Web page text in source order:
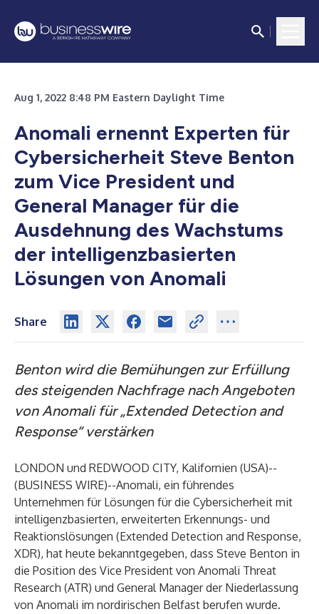
Aug 1, 2022 8:48 PM Eastern Daylight Time
Anomali ernennt Experten für
Cybersicherheit Steve Benton
zum Vice President und
General Manager für die
Ausdehnung des Wachstums
der intelligenzbasierten
Lösungen von Anomali
Share
Benton wird die Bemühungen zur Erfüllung
des steigenden Nachfrage nach Angeboten
von Anomali für „Extended Detection and
Response“ verstärken
LONDON und REDWOOD CITY, Kalifornien (USA)--
(BUSINESS WIRE)--Anomali, ein führendes
Unternehmen für Lösungen für die Cybersicherheit mit
intelligenzbasierten, erweiterten Erkennungs- und
Reaktionslösungen (Extended Detection and Response,
XDR), hat heute bekanntgegeben, dass Steve Benton in
die Position des Vice President von Anomali Threat
Research (ATR) und General Manager der Niederlassung
von Anomali im nordirischen Belfast berufen wurde.